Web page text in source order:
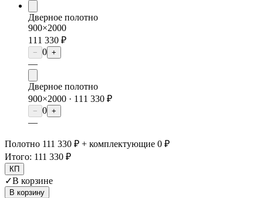
Дверное полотно
900×2000
111 330 ₽
− 0 +
—
Дверное полотно
900×2000 · 111 330 ₽
− 0 +
—
Полотно 111 330 ₽ + комплектующие 0 ₽
Итого: 111 330 ₽
КП
✓В корзине
В корзину